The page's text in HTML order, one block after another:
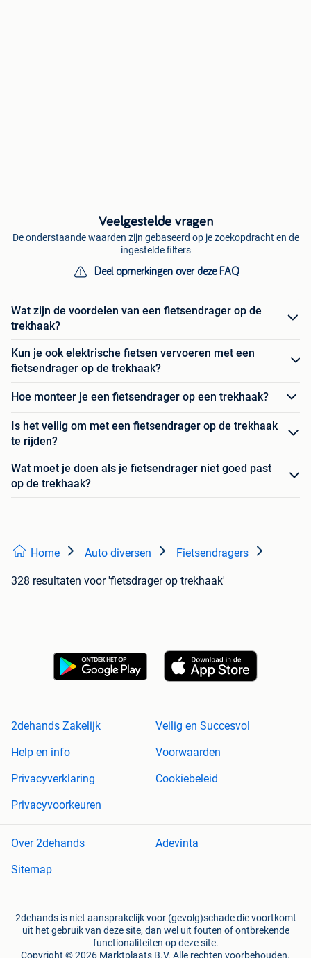
Veelgestelde vragen
De onderstaande waarden zijn gebaseerd op je zoekopdracht en de
ingestelde filters
Deel opmerkingen over deze FAQ
Wat zijn de voordelen van een fietsendrager op de
trekhaak?
Kun je ook elektrische fietsen vervoeren met een
fietsendrager op de trekhaak?
Hoe monteer je een fietsendrager op een trekhaak?
Is het veilig om met een fietsendrager op de trekhaak
te rijden?
Wat moet je doen als je fietsendrager niet goed past
op de trekhaak?
Home Auto diversen Fietsendragers
328 resultaten voor 'fietsdrager op trekhaak'
2dehands Zakelijk
Veilig en Succesvol
Help en info
Voorwaarden
Privacyverklaring
Cookiebeleid
Privacyvoorkeuren
Over 2dehands
Adevinta
Sitemap
2dehands is niet aansprakelijk voor (gevolg)schade die voortkomt
uit het gebruik van deze site, dan wel uit fouten of ontbrekende
functionaliteiten op deze site.
Copyright © 2026 Marktplaats B.V. Alle rechten voorbehouden.